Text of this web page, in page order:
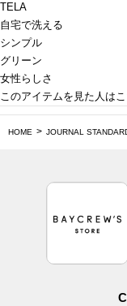
TELA
自宅で洗える
シンプル
グリーン
女性らしさ
このアイテムを見た人は
HOME JOURNAL